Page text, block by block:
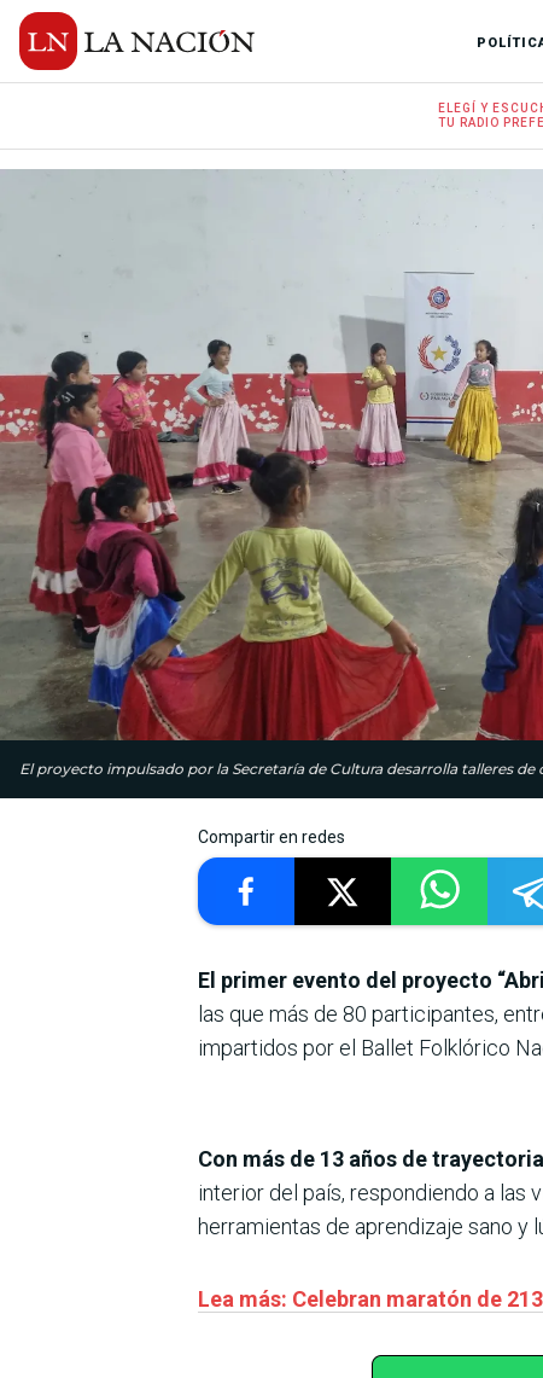
ELEGÍ Y
TU RADIO
El proyecto impulsado por la Secretaría de Cultura desarrolla talleres de
Compartir en redes
El primer evento del proyecto
las que más de 80 participantes,
impartidos por el Ballet Folklórico
Con más de 13 años de trayectoria
interior del país, respondiendo a
herramientas de aprendizaje sano y
Lea más: Celebran maratón de